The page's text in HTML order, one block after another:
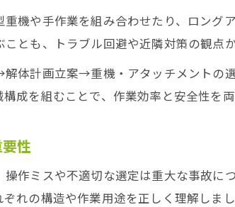
ハサミ・パクラーなど解体機器
現場で混同しやすい解体用語の
解体重機アタッチメントの呼び
見積時に役立つ解体機械の名称
コスト最適化に繋がる重機レン
レンタル料金と解体効率のバラ
機や手作業を組み合わせたり、ロング
とも、トラブル回避や近隣対策の観点か
体計画立案→重機・アタッチメント
成を組むことで、作業効率と安全性を両
性
作ミスや不適切な選定は重大な事故に
れの構造や作業用途を正しく理解しまし